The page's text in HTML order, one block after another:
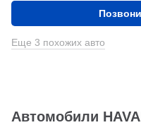
Еще 3 похожих авто
Автомобили